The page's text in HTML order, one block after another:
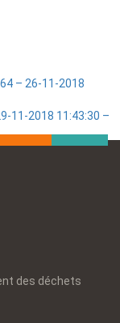
– 26-11-2018
11-2018 11:43:30 –
des déchets